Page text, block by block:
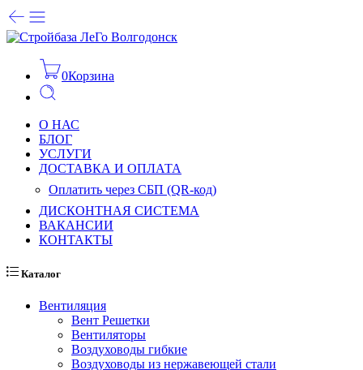
0Корзина
О НАС
БЛОГ
УСЛУГИ
ДОСТАВКА И ОПЛАТА
Оплатить через СБП (QR-код)
ДИСКОНТНАЯ СИСТЕМА
ВАКАНСИИ
КОНТАКТЫ
Каталог
Вентиляция
Вент Решетки
Вентиляторы
Воздуховоды гибкие
Воздуховоды из нержавеющей стали